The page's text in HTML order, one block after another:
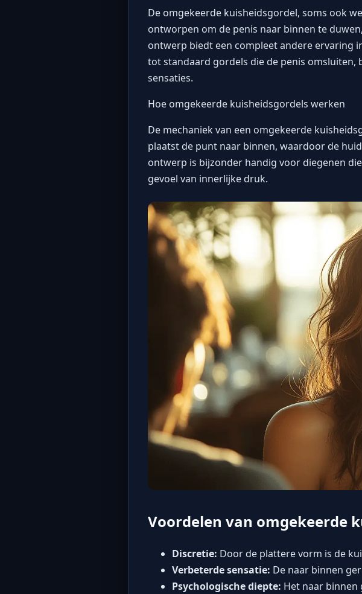
De omgekeerde kuisheidsgordel, soms ook
ontworpen om de penis naar binnen te
ontwerp biedt een compleet andere ervaring
tot standaard gordels die de penis
sensaties.
Hoe omgekeerde kuisheidsgordels werken
De mechaniek van een omgekeerde
plaatst de punt naar binnen, waardoor de
ontwerp is bijzonder handig voor diegenen
gevoel van innerlijke druk.
Voordelen van omgekeerde
Discretie: Door de plattere vorm is de
Verbeterde sensatie: De naar binnen
Psychologische diepte: Het naar